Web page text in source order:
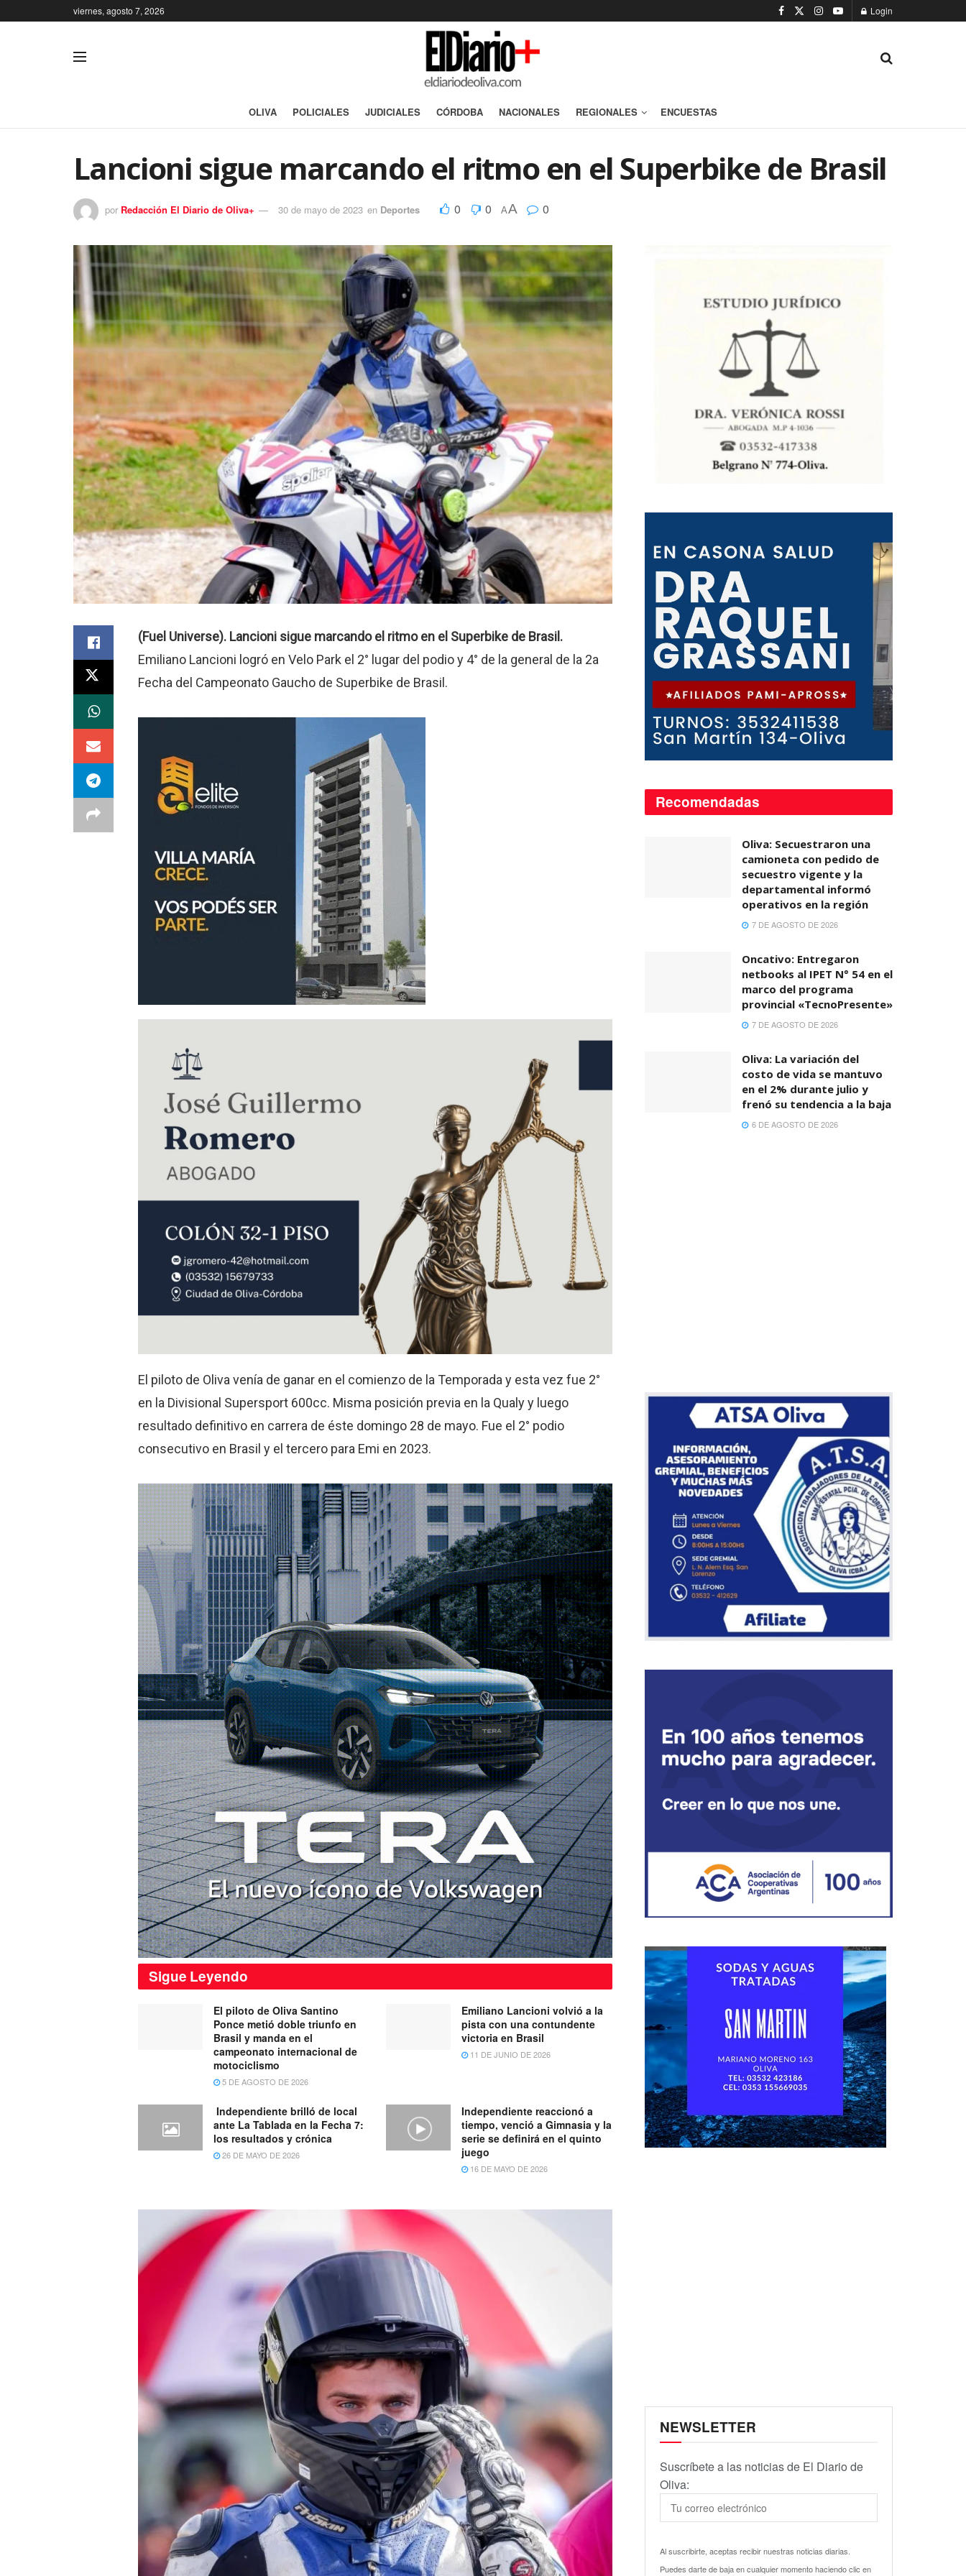
viernes, agosto 7, 2026 Login
OLIVA POLICIALES JUDICIALES CÓRDOBA NACIONALES REGIONALES ENCUESTAS
Lancioni sigue marcando el ritmo en el Superbike de Brasil
por Redacción El Diario de Oliva+ 30 de mayo de 2023 en Deportes 0 0 AA 0
(Fuel Universe). Lancioni sigue marcando el ritmo en el Superbike de Brasil.
Emiliano Lancioni logró en Velo Park el 2° lugar del podio y 4° de la general de la 2a
Fecha del Campeonato Gaucho de Superbike de Brasil.
El piloto de Oliva venía de ganar en el comienzo de la Temporada y esta vez fue 2°
en la Divisional Supersport 600cc. Misma posición previa en la Qualy y luego
resultado definitivo en carrera de éste domingo 28 de mayo. Fue el 2° podio
consecutivo en Brasil y el tercero para Emi en 2023.
Sigue Leyendo
El piloto de Oliva Santino
Ponce metió doble triunfo en
Brasil y manda en el
campeonato internacional de
motociclismo
5 DE AGOSTO DE 2026
Emiliano Lancioni volvió a la
pista con una contundente
victoria en Brasil
11 DE JUNIO DE 2026
Independiente brilló de local
ante La Tablada en la Fecha 7:
los resultados y crónica
26 DE MAYO DE 2026
Independiente reaccionó a
tiempo, venció a Gimnasia y la
serie se definirá en el quinto
juego
16 DE MAYO DE 2026
Recomendadas
Oliva: Secuestraron una
camioneta con pedido de
secuestro vigente y la
departamental informó
operativos en la región
7 DE AGOSTO DE 2026
Oncativo: Entregaron
netbooks al IPET N° 54 en el
marco del programa
provincial «TecnoPresente»
7 DE AGOSTO DE 2026
Oliva: La variación del
costo de vida se mantuvo
en el 2% durante julio y
frenó su tendencia a la baja
6 DE AGOSTO DE 2026
NEWSLETTER
Suscríbete a las noticias de El Diario de
Oliva:
Al suscribirte, aceptas recibir nuestras noticias diarias.
Puedes darte de baja en cualquier momento haciendo clic en